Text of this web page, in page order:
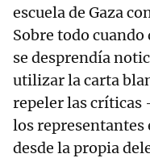
escuela de Gaza
Sobre todo cuando
se desprendía
utilizar la carta
repeler las críticas
los
desde la propia